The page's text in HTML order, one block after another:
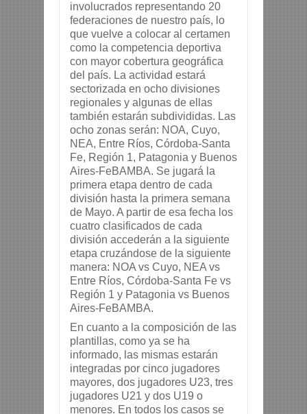
involucrados representando 20
federaciones de nuestro país, lo
que vuelve a colocar al certamen
como la competencia deportiva
con mayor cobertura geográfica
del país. La actividad estará
sectorizada en ocho divisiones
regionales y algunas de ellas
también estarán subdivididas. Las
ocho zonas serán: NOA, Cuyo,
NEA, Entre Ríos, Córdoba-Santa
Fe, Región 1, Patagonia y Buenos
Aires-FeBAMBA. Se jugará la
primera etapa dentro de cada
división hasta la primera semana
de Mayo. A partir de esa fecha los
cuatro clasificados de cada
división accederán a la siguiente
etapa cruzándose de la siguiente
manera: NOA vs Cuyo, NEA vs
Entre Ríos, Córdoba-Santa Fe vs
Región 1 y Patagonia vs Buenos
Aires-FeBAMBA.
En cuanto a la composición de las
plantillas, como ya se ha
informado, las mismas estarán
integradas por cinco jugadores
mayores, dos jugadores U23, tres
jugadores U21 y dos U19 o
menores. En todos los casos se